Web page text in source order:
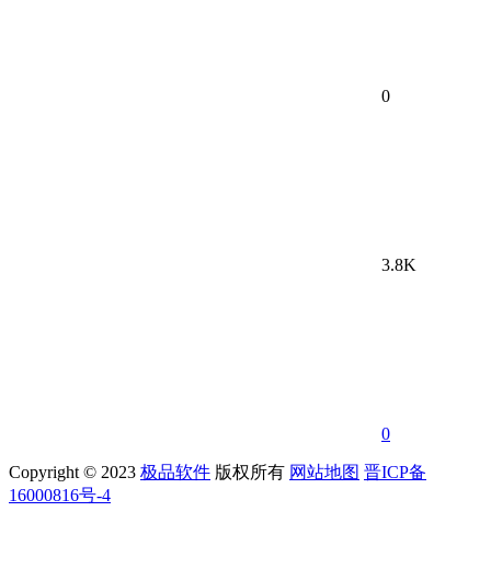
0
3.8K
0
Copyright © 2023 极品软件 版权所有 网站地图 晋ICP备
16000816号-4